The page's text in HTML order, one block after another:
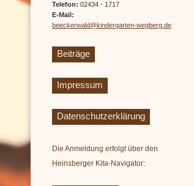
Telefon: 02434 - 1717
E-Mail:
beeckerwald@kindergarten-wegberg.de
Beiträge
Impressum
Datenschutzerklärung
Die Anmeldung erfolgt über den
Heinsberger Kita-Navigator: